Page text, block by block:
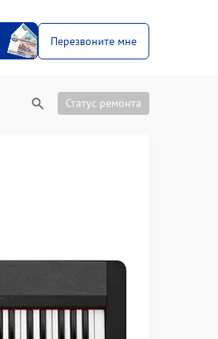
Перезвоните мне
Статус ремонта